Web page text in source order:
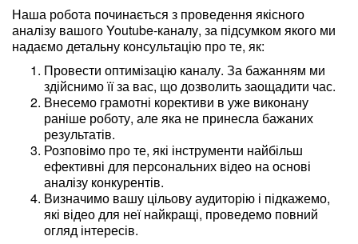
Наша робота починається з проведення якісного
аналізу вашого Youtube-каналу, за підсумком якого ми
надаємо детальну консультацію про те, як:
Провести оптимізацію каналу. За бажанням ми
здійснимо її за вас, що дозволить заощадити час.
Внесемо грамотні корективи в уже виконану
раніше роботу, але яка не принесла бажаних
результатів.
Розповімо про те, які інструменти найбільш
ефективні для персональних відео на основі
аналізу конкурентів.
Визначимо вашу цільову аудиторію і підкажемо,
які відео для неї найкращі, проведемо повний
огляд інтересів.